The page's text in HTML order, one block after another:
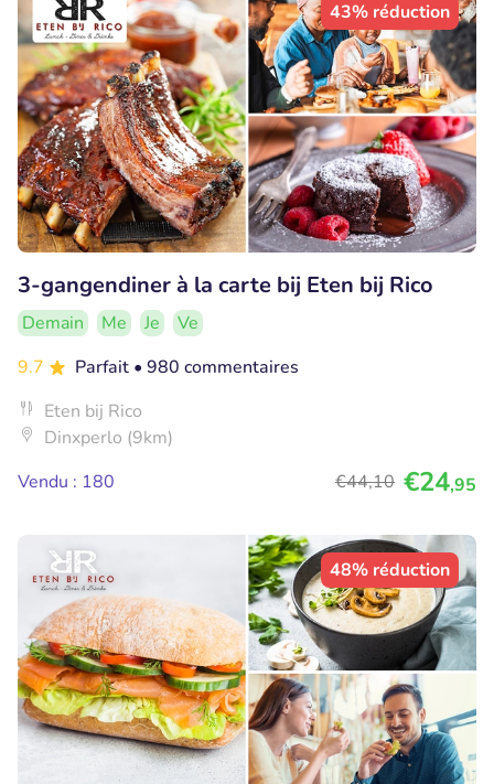
43% réduction
3-gangendiner à la carte bij Eten bij Rico
Demain Me Je
Ve
9.7
Parfait • 980 commentaires
Eten bij Rico
Dinxperlo (9km)
Vendu : 180
€44,10 €24,95
48% réduction